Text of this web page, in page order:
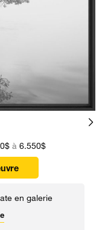
à 6.550$
en galerie